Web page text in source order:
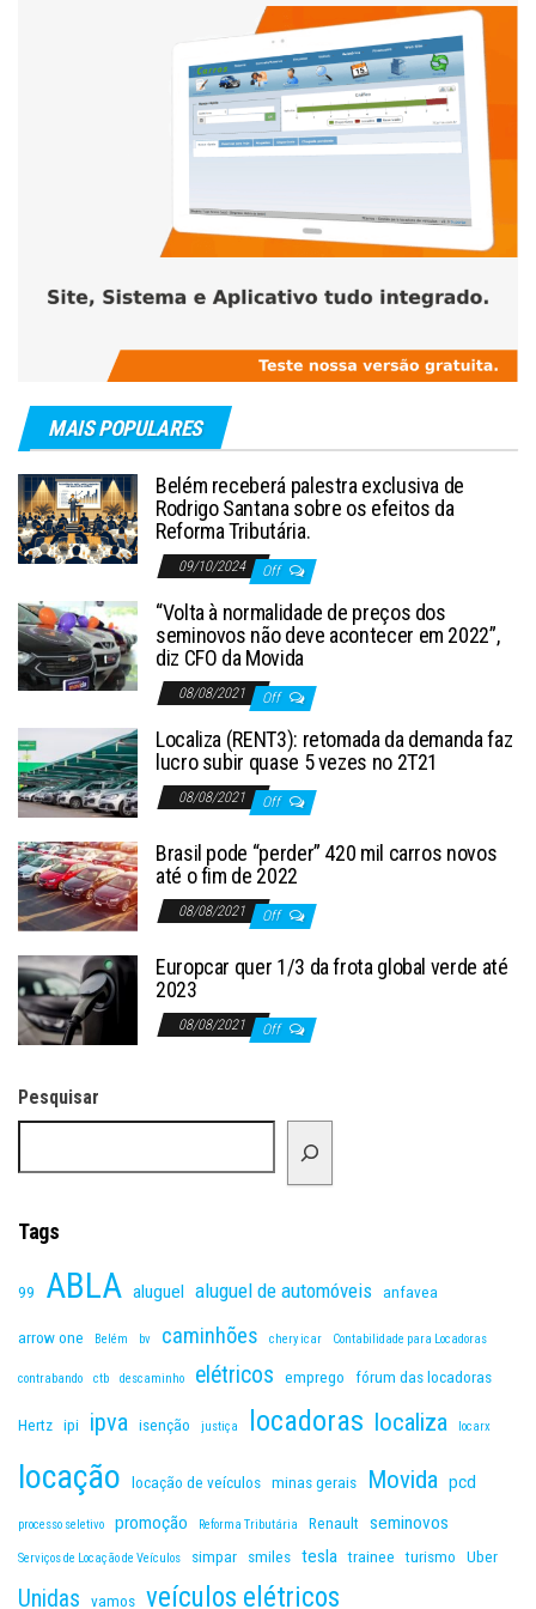
MAIS POPULARES
Belém receberá palestra exclusiva de
Rodrigo Santana sobre os efeitos da
Reforma Tributária.
09/10/2024 Off
“Volta à normalidade de preços dos
seminovos não deve acontecer em 2022”,
diz CFO da Movida
08/08/2021 Off
Localiza (RENT3): retomada da demanda faz
lucro subir quase 5 vezes no 2T21
08/08/2021 Off
Brasil pode “perder” 420 mil carros novos
até o fim de 2022
08/08/2021 Off
Europcar quer 1/3 da frota global verde até
2023
08/08/2021 Off
Pesquisar
Tags
99 ABLA aluguel aluguel de automóveis anfavea
arrow one Belém bv caminhões chery icar Contabilidade para Locadoras
contrabando ctb descaminho elétricos emprego fórum das locadoras
Hertz ipi ipva isenção justiça locadoras localiza locarx
locação locação de veículos minas gerais Movida pcd
processo seletivo promoção Reforma Tributária Renault seminovos
Serviços de Locação de Veículos simpar smiles tesla trainee turismo Uber
Unidas vamos veículos elétricos